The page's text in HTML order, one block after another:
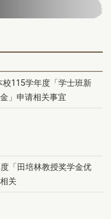
校115学年度「学士班新
」申请相关事宜
「田培林教授奖学金优
关